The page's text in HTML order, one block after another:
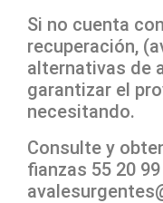
Si no cuenta
recuperación,
alternativas de
garantizar el
necesitando.
Consulte y
fianzas 55 20